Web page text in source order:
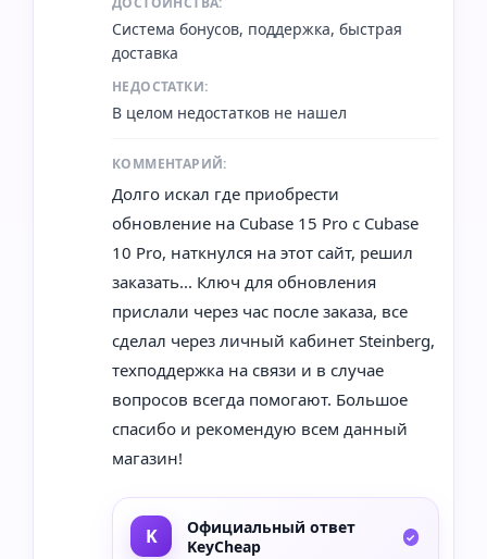
Система бонусов, поддержка, быстрая
доставка
НЕДОСТАТКИ:
В целом недостатков не нашел
КОММЕНТАРИЙ:
Долго искал где приобрести
обновление на Cubase 15 Pro с Cubase
10 Pro, наткнулся на этот сайт, решил
заказать... Ключ для обновления
прислали через час после заказа, все
сделал через личный кабинет Steinberg,
техподдержка на связи и в случае
вопросов всегда помогают. Большое
спасибо и рекомендую всем данный
магазин!
Официальный ответ
KeyCheap